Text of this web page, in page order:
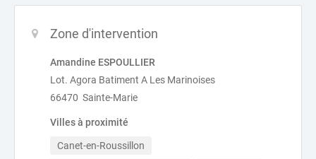
Zone d'intervention
Amandine ESPOULLIER
Lot. Agora Batiment A Les Marinoises
66470 Sainte-Marie
Villes à proximité
Canet-en-Roussillon